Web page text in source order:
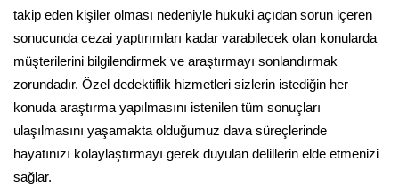
takip eden kişiler olması nedeniyle hukuki açıdan sorun içeren
sonucunda cezai yaptırımları kadar varabilecek olan konularda
müşterilerini bilgilendirmek ve araştırmayı sonlandırmak
zorundadır. Özel dedektiflik hizmetleri sizlerin istediğin her
konuda araştırma yapılmasını istenilen tüm sonuçları
ulaşılmasını yaşamakta olduğumuz dava süreçlerinde
hayatınızı kolaylaştırmayı gerek duyulan delillerin elde etmenizi
sağlar.